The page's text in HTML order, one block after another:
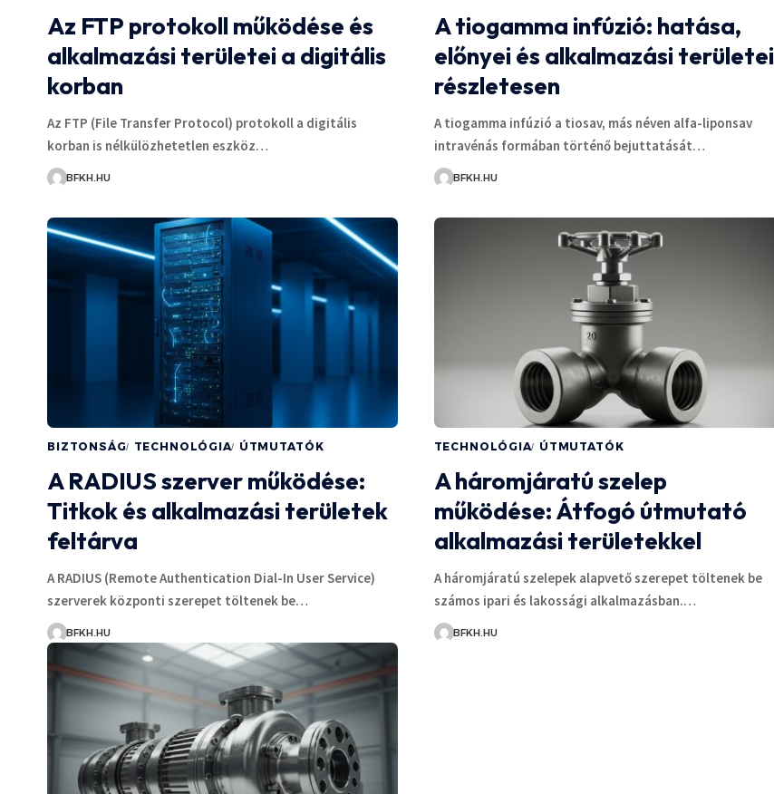
Az FTP protokoll működése és
alkalmazási területei a digitális
korban
Az FTP (File Transfer Protocol) protokoll a digitális
korban is nélkülözhetetlen eszköz…
BFKH.HU
A tiogamma infúzió: hatása,
előnyei és alkalmazási területei
részletesen
A tiogamma infúzió a tiosav, más néven alfa-liponsav
intravénás formában történő bejuttatását…
BFKH.HU
BIZTONSÁG TECHNOLÓGIA ÚTMUTATÓK
A RADIUS szerver működése:
Titkok és alkalmazási területek
feltárva
A RADIUS (Remote Authentication Dial-In User Service)
szerverek központi szerepet töltenek be…
BFKH.HU
TECHNOLÓGIA ÚTMUTATÓK
A háromjáratú szelep
működése: Átfogó útmutató
alkalmazási területekkel
A háromjáratú szelepek alapvető szerepet töltenek be
számos ipari és lakossági alkalmazásban.…
BFKH.HU